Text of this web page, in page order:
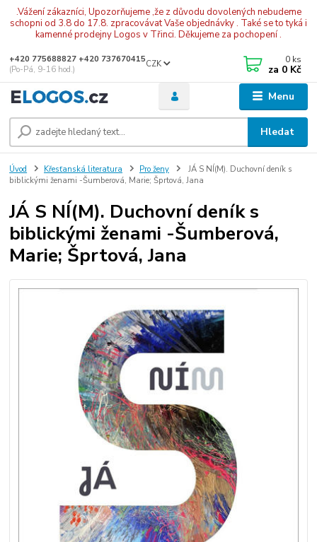
.Vážení zákazníci, Upozorňujeme ,že z důvodu dovolených nebudeme
schopni od 3.8 do 17.8. zpracovávat Vaše objednávky . Také se to tyká i
kamenné prodejny Logos v Třinci. Děkujeme za pochopení .
Menu
CZK
Hledat
+420 775688827 +420 737670415
(Po-Pá, 9-16 hod.)
0 ks
za 0 Kč
Úvod Křesťanská literatura Pro ženy
JÁ S NÍ(M). Duchovní deník s
biblickými ženami -Šumberová, Marie; Šprtová, Jana
JÁ S NÍ(M). Duchovní deník s
biblickými ženami -Šumberová,
Marie; Šprtová, Jana